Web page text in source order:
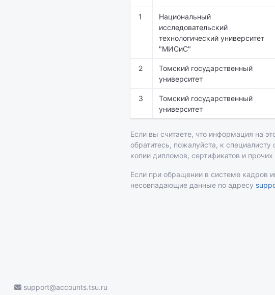
support@accounts.tsu.ru
1
Национальный
исследовательский
технологический университет
"МИСиС"
2
Томский государственный
университет
3
Томский государственный
университет
Если вы считаете, что информация на
обратитесь, пожалуйста, к
копии дипломов, сертификатов и
Если при обращении в системе кадров
несовпадающие данные по адресу